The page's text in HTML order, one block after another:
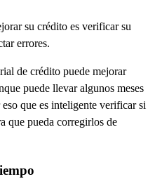
su crédito es verificar su
errores.
de crédito puede mejorar
puede llevar algunos meses
que es inteligente verificar si
que pueda corregirlos de